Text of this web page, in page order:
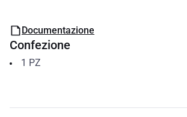
Documentazione
Confezione
1 PZ